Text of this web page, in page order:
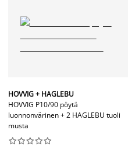
HOVVIG + HAGLEBU
HOVVIG P10/90 pöytä
luonnonvärinen + 2 HAGLEBU tuoli
musta





